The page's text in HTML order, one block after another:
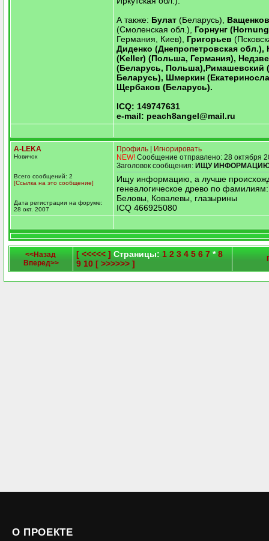
А также: Булат (Беларусь), Ващенков
(Смоленская обл.), Горнунг
Германия, Киев), Григорьев
Диденко (Днепропетровская обл.),
(Keller) (Польша, Германия),
(Беларусь, Польша),Римашевский
Беларусь), Шмеркин
Щербаков (Беларусь).
ICQ: 149747631
e-mail: peach8angel@mail.ru
A-LEKA
Новичок
Всего сообщений: 2
[Ссылка на это сообщение]
Дата регистрации на форуме:
28 окт. 2007
Профиль
Игнорировать
NEW! Сообщение отправлено: 28 октября
Заголовок сообщения: ИЩУ
Ищу информацию, а лучше
генеалогическое древо по
Беловы, Ковалевы, глазырины
ICQ 466925080
<<Назад
Вперед>>
[ <<<<< ] Страницы: 1 2 3 4 5 6 7 *8
9 10 [ >>>>>> ]
О ПРОЕКТЕ